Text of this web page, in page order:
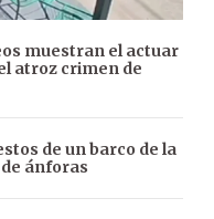
muestran el actuar
atroz crimen de
de un barco de la
ánforas